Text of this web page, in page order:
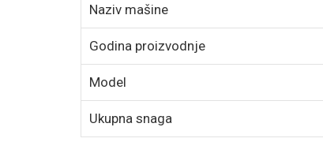
Naziv mašine
Godina proizvodnje
Model
Ukupna snaga